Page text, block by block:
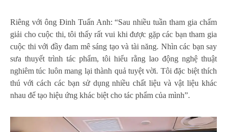
Riêng với ông Đinh Tuấn Anh: “Sau nhiều tuần tham gia chấm
giải cho cuộc thi, tôi thấy rất vui khi được gặp các bạn tham gia
cuộc thi với đầy đam mê sáng tạo và tài năng. Nhìn các bạn say
sưa thuyết trình tác phẩm, tôi hiểu rằng lao động nghệ thuật
nghiêm túc luôn mang lại thành quả tuyệt vời. Tôi đặc biệt thích
thú với cách các bạn sử dụng nhiều chất liệu và vật liệu khác
nhau để tạo hiệu ứng khác biệt cho tác phẩm của mình”.